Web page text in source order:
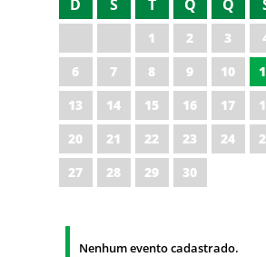
D S T Q Q
1 2 3
6
7 8 9 10
13
14 15 16 17
20
21 22 23 24
27
28 29 30
Nenhum evento cadastrado.